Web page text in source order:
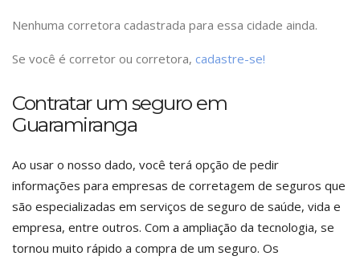
Nenhuma corretora cadastrada para essa cidade ainda.
Se você é corretor ou corretora, cadastre-se!
Contratar um seguro em
Guaramiranga
Ao usar o nosso dado, você terá opção de pedir
informações para empresas de corretagem de seguros que
são especializadas em serviços de seguro de saúde, vida e
empresa, entre outros. Com a ampliação da tecnologia, se
tornou muito rápido a compra de um seguro. Os